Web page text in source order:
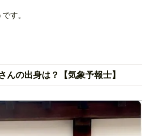
す。
んの出身は？【気象予報士】